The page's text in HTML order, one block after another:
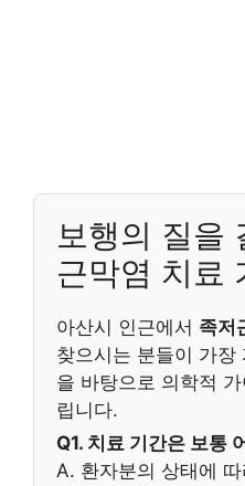
보행의 질을
근막염 치료
아산시 인근에서 족저
찾으시는 분들이 가장
을 바탕으로 의학적
립니다.
Q1. 치료 기간은 보통
A. 환자분의 상태에